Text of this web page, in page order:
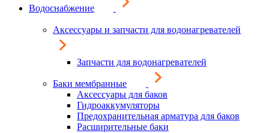
Водоснабжение
Аксессуары и запчасти для водонагревателей
Запчасти для водонагревателей
Баки мембранные
Аксессуары для баков
Гидроаккумуляторы
Предохранительная арматура для баков
Расширительные баки